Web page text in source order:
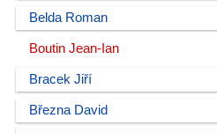
Belda Roman
Boutin Jean-Ian
Bracek Jiří
Března David